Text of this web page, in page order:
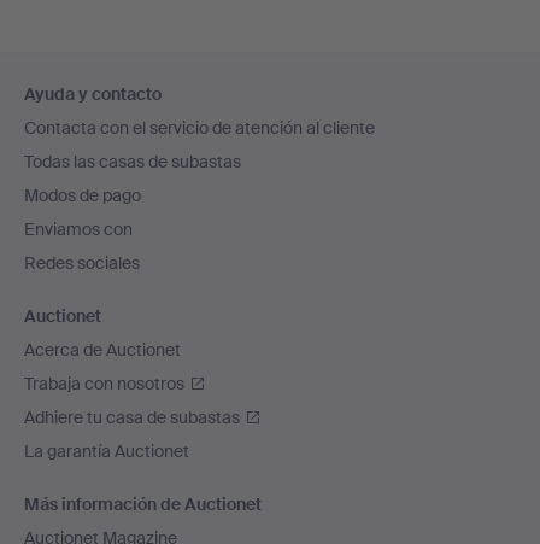
en
el
pie
de
página
Ayuda y contacto
Contacta con el servicio de atención al cliente
Todas las casas de subastas
Modos de pago
Enviamos con
Redes sociales
Auctionet
Acerca de Auctionet
Trabaja con nosotros
Adhiere tu casa de subastas
La garantía Auctionet
Más información de Auctionet
Auctionet Magazine